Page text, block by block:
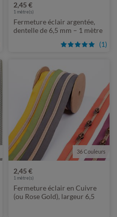
2,45 €
(1)
1 mètre(s)
Fermeture éclair argentée,
dentelle de 6,5 mm – 1 mètre
36 Couleurs
2,45 €
1 mètre(s)
Fermeture éclair en Cuivre
(ou Rose Gold), largeur 6,5